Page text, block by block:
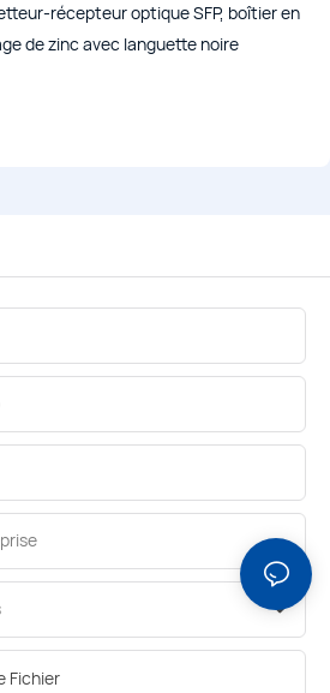
récepteur optique SFP, boîtier en
de zinc avec languette noire
Fichier